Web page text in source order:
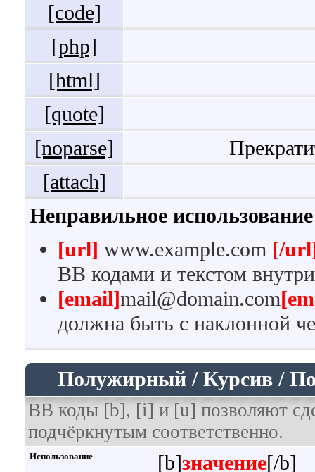
[code]
[php]
[html]
[quote]
[noparse]
[attach]
Неправильное
[url] www.example.com [/
BB кодами и текстом
[email]mail@domain.com
должна быть с наклонной
Полужирный / Курсив /
BB коды [b], [i] и [u] позволяют
подчёркнутым соответственно.
Использование [b]значение[/b]